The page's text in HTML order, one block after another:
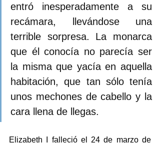
entró inesperadamente a su
recámara, llevándose una
terrible sorpresa. La monarca
que él conocía no parecía ser
la misma que yacía en aquella
habitación, que tan sólo tenía
unos mechones de cabello y la
cara llena de llegas.
Elizabeth I falleció el 24 de marzo de